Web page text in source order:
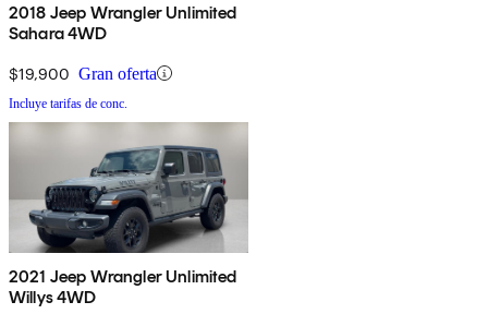
2018 Jeep Wrangler Unlimited
Sahara 4WD
$19,900 Gran oferta
Incluye tarifas de conc.
2021 Jeep Wrangler Unlimited
Willys 4WD